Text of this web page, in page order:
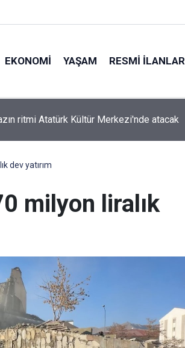
EKONOMI YAŞAM RESMI İLANLAR
ritmi Atatürk Kültür Merkezi'nde atacak
dev yatırım
milyon liralık